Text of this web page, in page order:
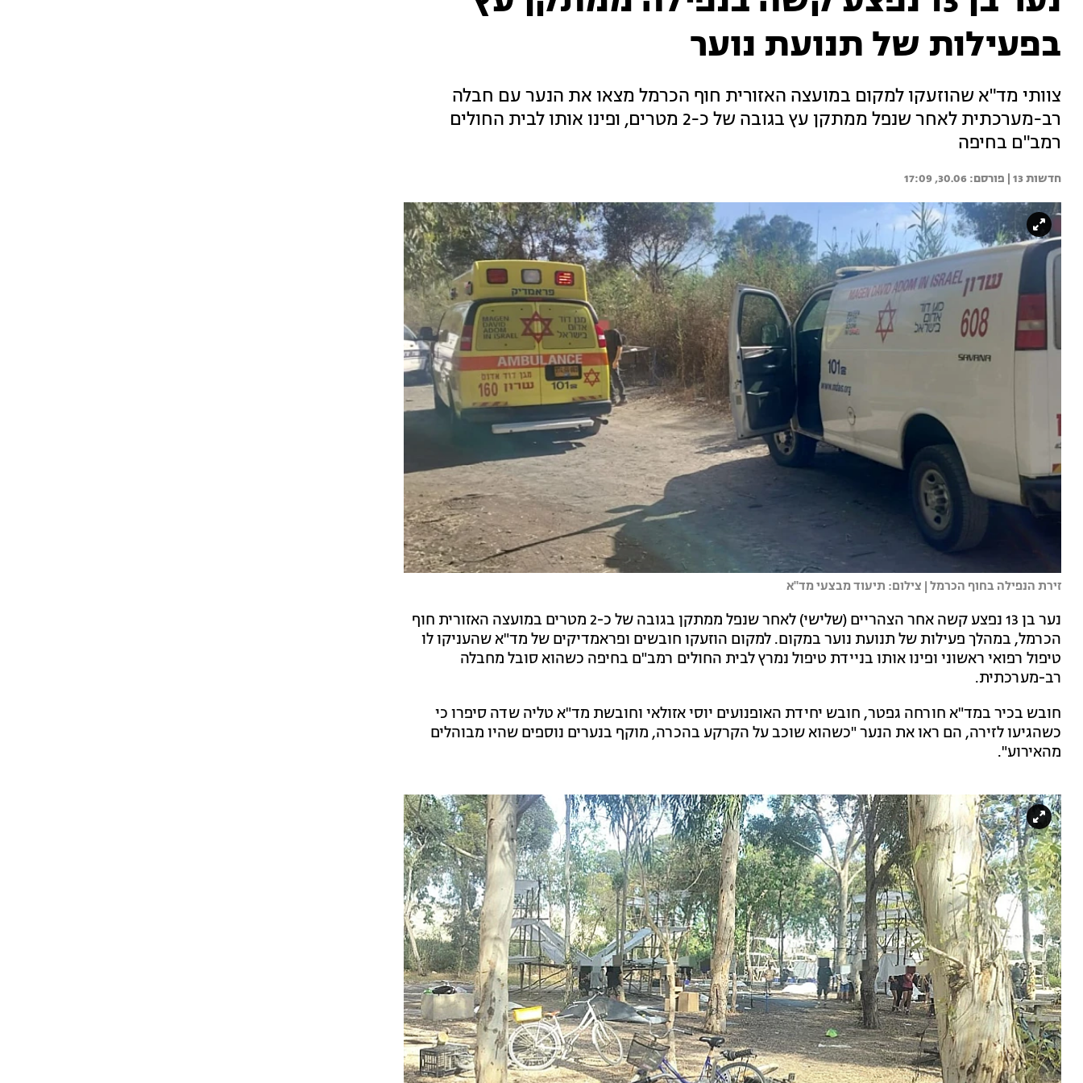
בפעילות של תנועת נוער
צוותי מד"א שהוזעקו למקום במועצה האזורית חוף הכרמל מצאו את הנער עם חבלה
רב-מערכתית לאחר שנפל ממתקן עץ בגובה של כ-2 מטרים, ופינו אותו לבית החולים
רמב"ם בחיפה
חדשות 13 | 30.06, 17:09
זירת הנפילה בחוף הכרמל | צילום: תיעוד מבצעי מד"א
נער בן 13 נפצע קשה אחר הצהריים (שלישי) לאחר שנפל ממתקן בגובה של כ-2 מטרים במועצה האזורית חוף
הכרמל, במהלך פעילות של תנועת נוער במקום. למקום הוזעקו חובשים ופראמדיקים של מד"א שהעניקו לו
טיפול רפואי ראשוני ופינו אותו בניידת טיפול נמרץ לבית החולים רמב"ם בחיפה כשהוא סובל מחבלה
רב-מערכתית.
חובש בכיר במד"א חורחה גפטר, חובש יחידת האופנועים יוסי אזולאי וחובשת מד"א טליה שדה סיפרו כי
כשהגיעו לזירה, הם ראו את הנער "כשהוא שוכב על הקרקע בהכרה, מוקף בנערים נוספים שהיו מבוהלים
מהאירוע".